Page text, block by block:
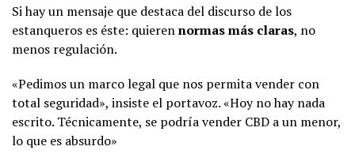
Si hay un mensaje que destaca del discurso de los
estanqueros es éste: quierennormas más claras, no
menos regulación.
«Pedimos un marco legal que nos permita vender con
total seguridad», insiste el portavoz. «Hoy no hay nada
escrito. Técnicamente, se podría vender CBD a un menor,
lo que es absurdo»